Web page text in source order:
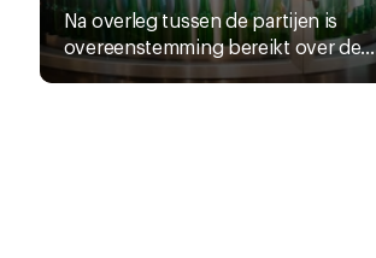
Na overleg tussen de partijen is
overeenstemming bereikt over de...